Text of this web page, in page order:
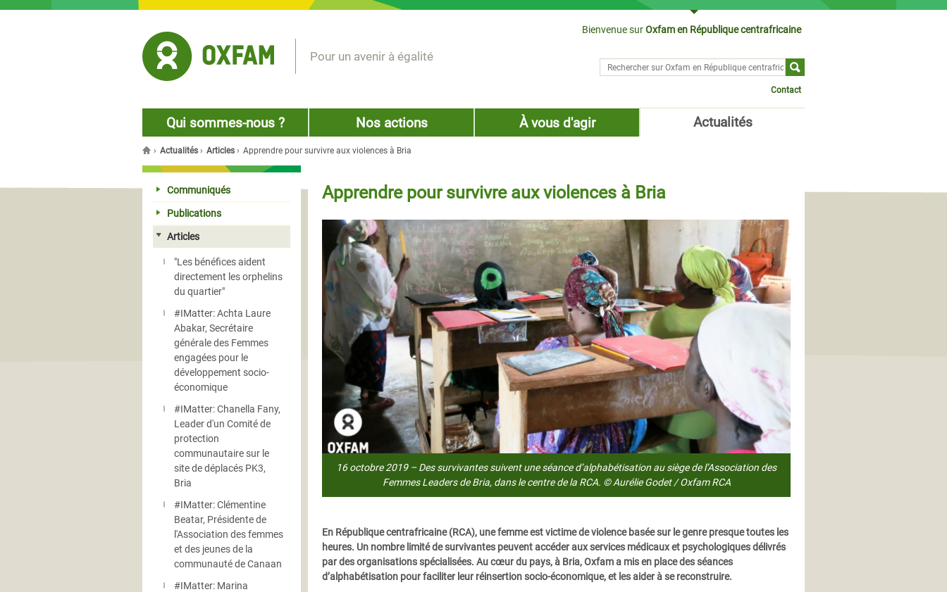
Bienvenue surOxfam en République centrafricaine
Pour un avenir à égalité
Rechercher sur
Contact
Qui sommes-nous ? Nos actions À vous d'agir Actualités
Vous êtes ici
› Actualités › Articles › Apprendre pour survivre aux violences à Bria
Apprendre pour survivre aux violences à Bria
16 octobre 2019 – Des survivantes suivent une séance d’alphabétisation au siège de l’Association des
Femmes Leaders de Bria, dans le centre de la RCA. © Aurélie Godet / Oxfam RCA
En République centrafricaine (RCA), une femme est victime de violence basée sur le genre presque toutes les
heures. Un nombre limité de survivantes peuvent accéder aux services médicaux et psychologiques délivrés
par des organisations spécialisées. Au cœur du pays, à Bria, Oxfam a mis en place des séances
d’alphabétisation pour faciliter leur réinsertion socio-économique, et les aider à se reconstruire.
Communiqués
Publications
Articles
"Les bénéfices aident
directement les orphelins
du quartier"
#IMatter: Achta Laure
Abakar, Secrétaire
générale des Femmes
engagées pour le
développement socio-
économique
#IMatter: Chanella Fany,
Leader d'un Comité de
protection
communautaire sur le
site de déplacés PK3,
Bria
#IMatter: Clémentine
Beatar, Présidente de
l'Association des femmes
et des jeunes de la
communauté de Canaan
#IMatter: Marina